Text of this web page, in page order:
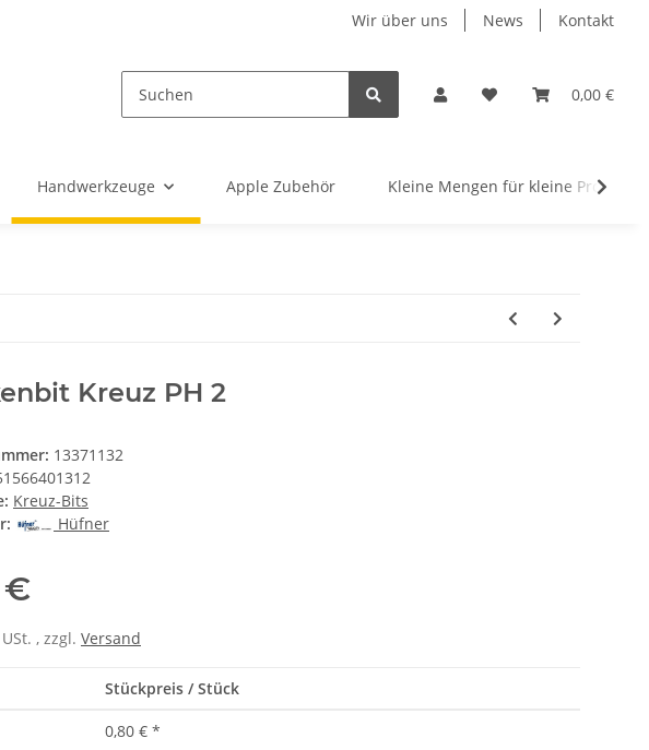
Wir über uns News Kontakt
0,00 €
Handwerkzeuge Apple Zubehör Kleine Mengen für kleine Projekte
Kreuz PH 2
13371132
Kreuz-Bits
Hüfner
€
, zzgl. Versand
Stückpreis / Stück
0,80 € *